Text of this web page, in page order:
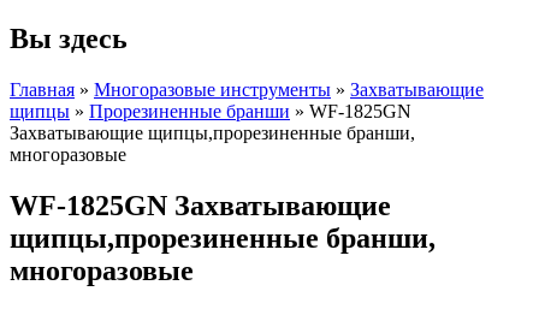
Вы здесь
Главная » Многоразовые инструменты » Захватывающие
щипцы » Прорезиненные бранши » WF-1825GN
Захватывающие щипцы,прорезиненные бранши,
многоразовые
WF-1825GN Захватывающие
щипцы,прорезиненные бранши,
многоразовые